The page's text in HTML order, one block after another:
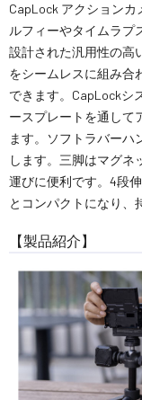
CapLock アクション
ルフィーやタイムラプ
設計された汎用性の高
をシームレスに組み合
できます。CapLockシ
ースプレートを通して
ます。ソフトラバーハ
します。三脚はマグネ
運びに便利です。4段
とコンパクトになり、
【製品紹介】